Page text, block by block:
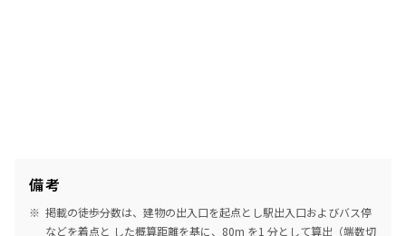
備考
掲載の徒歩分数は、建物の出入口を起点とし駅出入口およびバス停
などを着点と した概算距離を基に、80m を1 分として算出（端数切